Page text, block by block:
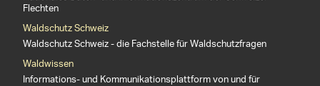
Flechten
Waldschutz Schweiz
Waldschutz Schweiz - die Fachstelle für Waldschutzfragen
Waldwissen
Informations- und Kommunikationsplattform von und für